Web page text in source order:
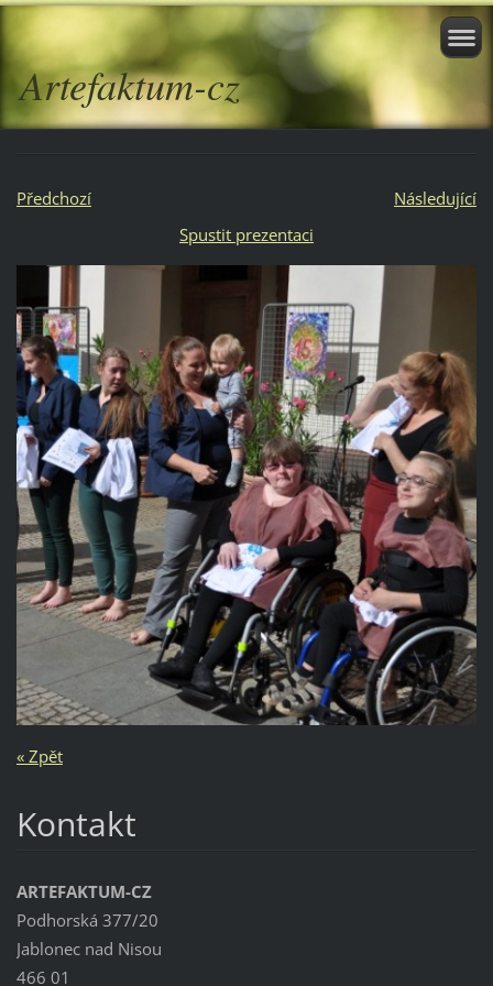
Artefaktum-cz
Předchozí
Následující
Spustit prezentaci
« Zpět
Kontakt
ARTEFAKTUM-CZ
Podhorská 377/20
Jablonec nad Nisou
466 01